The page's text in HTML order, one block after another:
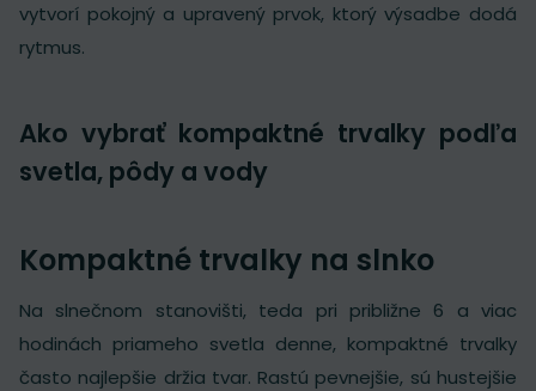
vytvorí pokojný a upravený prvok, ktorý výsadbe dodá
rytmus.
Ako vybrať kompaktné trvalky podľa
svetla, pôdy a vody
Kompaktné trvalky na slnko
Na slnečnom stanovišti, teda pri približne 6 a viac
hodinách priameho svetla denne, kompaktné trvalky
často najlepšie držia tvar. Rastú pevnejšie, sú hustejšie